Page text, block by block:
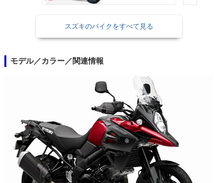
スズキのバイクをすべて見る
モデル／カラー／関連情報